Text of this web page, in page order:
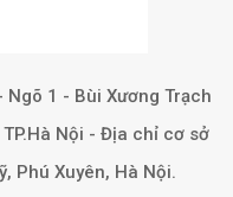
Ngõ 1 - Bùi Xương Trạch
Nội - Địa chỉ cơ sở
Phú Xuyên, Hà Nội.